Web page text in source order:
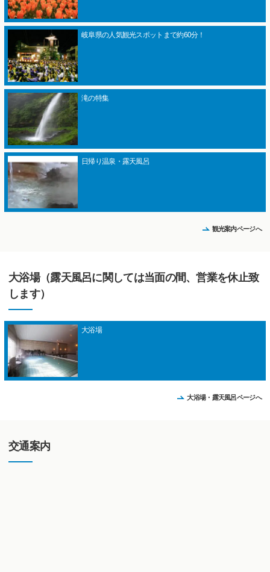
岐阜県の人気観光スポットまで約60分！
滝の特集
日帰り温泉・露天風呂
観光案内ページへ
大浴場（露天風呂に関しては当面の間、営業を休止致
します）
大浴場
大浴場・露天風呂ページへ
交通案内